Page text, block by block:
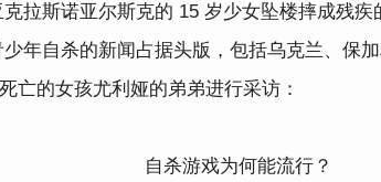
拉斯诺亚尔斯克的 15 岁少女坠楼摔成残疾
年自杀的新闻占据头版，包括乌克兰、保加
亡的女孩尤利娅的弟弟进行采访：
自杀游戏为何能流行？